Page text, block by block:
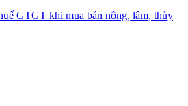
GTGT khi mua bán nông, lâm, thủy